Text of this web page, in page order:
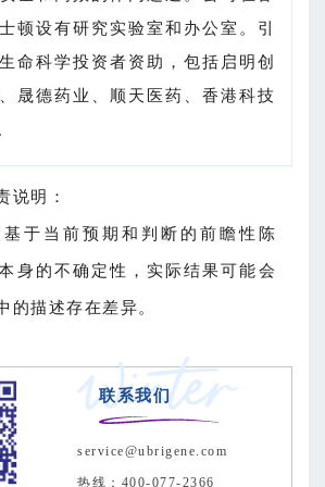
顿设有研究实验室和办公室。引
命科学投资者资助，包括启明创
晟德药业、顺天医药、香港科技
说明：
于当前预期和判断的前瞻性陈
身的不确定性，实际结果可能会
的描述存在差异。
联系我们
service@ubrigene.com
热线：400-077-2366